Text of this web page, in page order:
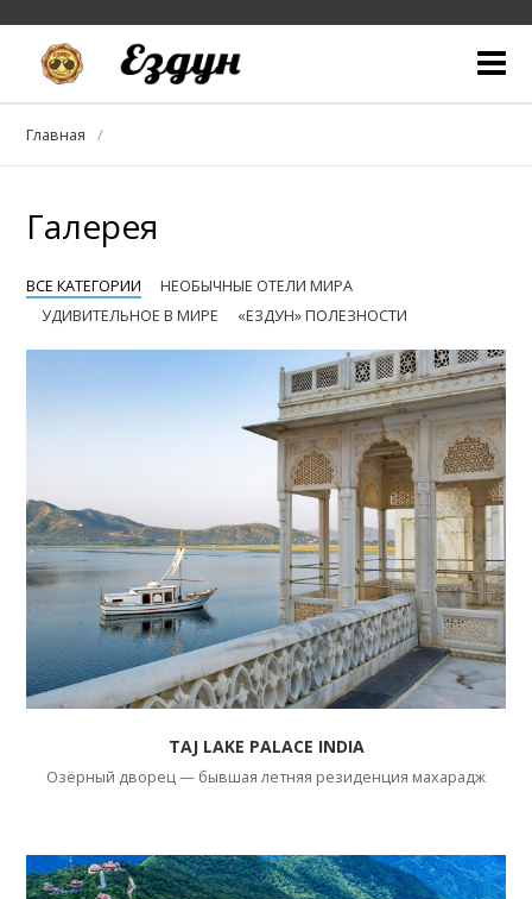
Кто мы
Блог
Куда едем
Собираемся в дорогу
Главная
Галерея
ВСЕ КАТЕГОРИИ
НЕОБЫЧНЫЕ ОТЕЛИ МИРА
УДИВИТЕЛЬНОЕ В МИРЕ
«ЕЗДУН» ПОЛЕЗНОСТИ
TAJ LAKE PALACE INDIA
Озёрный дворец — бывшая летняя резиденция махарадж